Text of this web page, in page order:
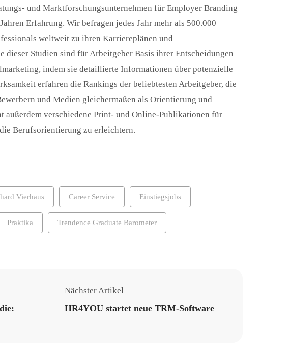
und Marktforschungsunternehmen für Employer Branding
Erfahrung. Wir befragen jedes Jahr mehr als 500.000
weltweit zu ihren Karriereplänen und
dieser Studien sind für Arbeitgeber Basis ihrer Entscheidungen
indem sie detaillierte Informationen über potenzielle
erfahren die Rankings der beliebtesten Arbeitgeber, die
und Medien gleichermaßen als Orientierung und
außerdem verschiedene Print- und Online-Publikationen für
Berufsorientierung zu erleichtern.
Vierhaus Career Service Einstiegsjobs
Praktika Trendence Graduate Barometer
Nächster Artikel
HR4YOU startet neue TRM-Software